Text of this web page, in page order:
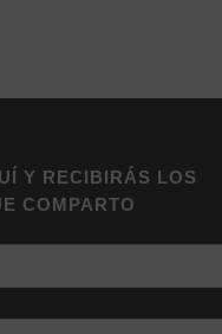
Y RECIBIRÁS LOS
COMPARTO